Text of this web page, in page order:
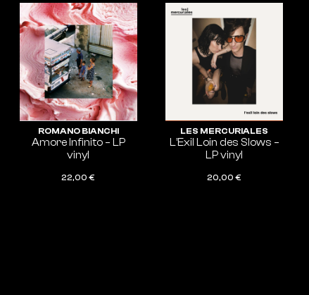
ROMANO BIANCHI
Amore Infinito – LP
vinyl
22,00 €
LES MERCURIALES
L’Exil Loin des Slows –
LP vinyl
20,00 €